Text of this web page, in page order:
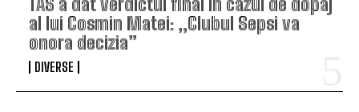
TAS a dat verdictul final în cazul de dopaj
al lui Cosmin Matei: „Clubul Sepsi va
onora decizia”
DIVERSE